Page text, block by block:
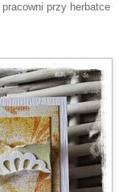
przy herbatce